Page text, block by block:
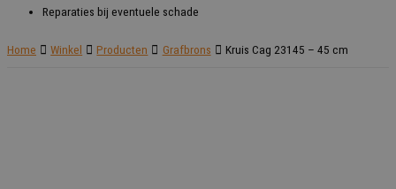
Reparaties bij eventuele schade
Home Winkel Producten Grafbrons Kruis Cag 23145 – 45 cm